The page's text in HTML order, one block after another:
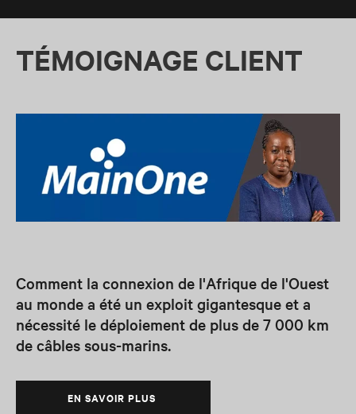
TÉMOIGNAGE CLIENT
Comment la connexion de l'Afrique de l'Ouest
au monde a été un exploit gigantesque et a
nécessité le déploiement de plus de 7 000 km
de câbles sous-marins.
EN SAVOIR PLUS